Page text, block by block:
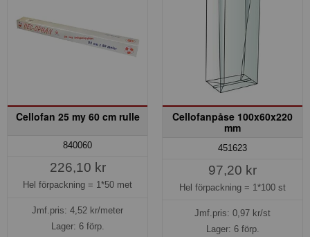
Cellofan 25 my 60 cm rulle
840060
226,10 kr
Hel förpackning = 1*50 met
Jmf.pris: 4,52 kr/meter
Lager: 6 förp.
Cellofanpåse 100x60x220
mm
451623
97,20 kr
Hel förpackning = 1*100 st
Jmf.pris: 0,97 kr/st
Lager: 6 förp.